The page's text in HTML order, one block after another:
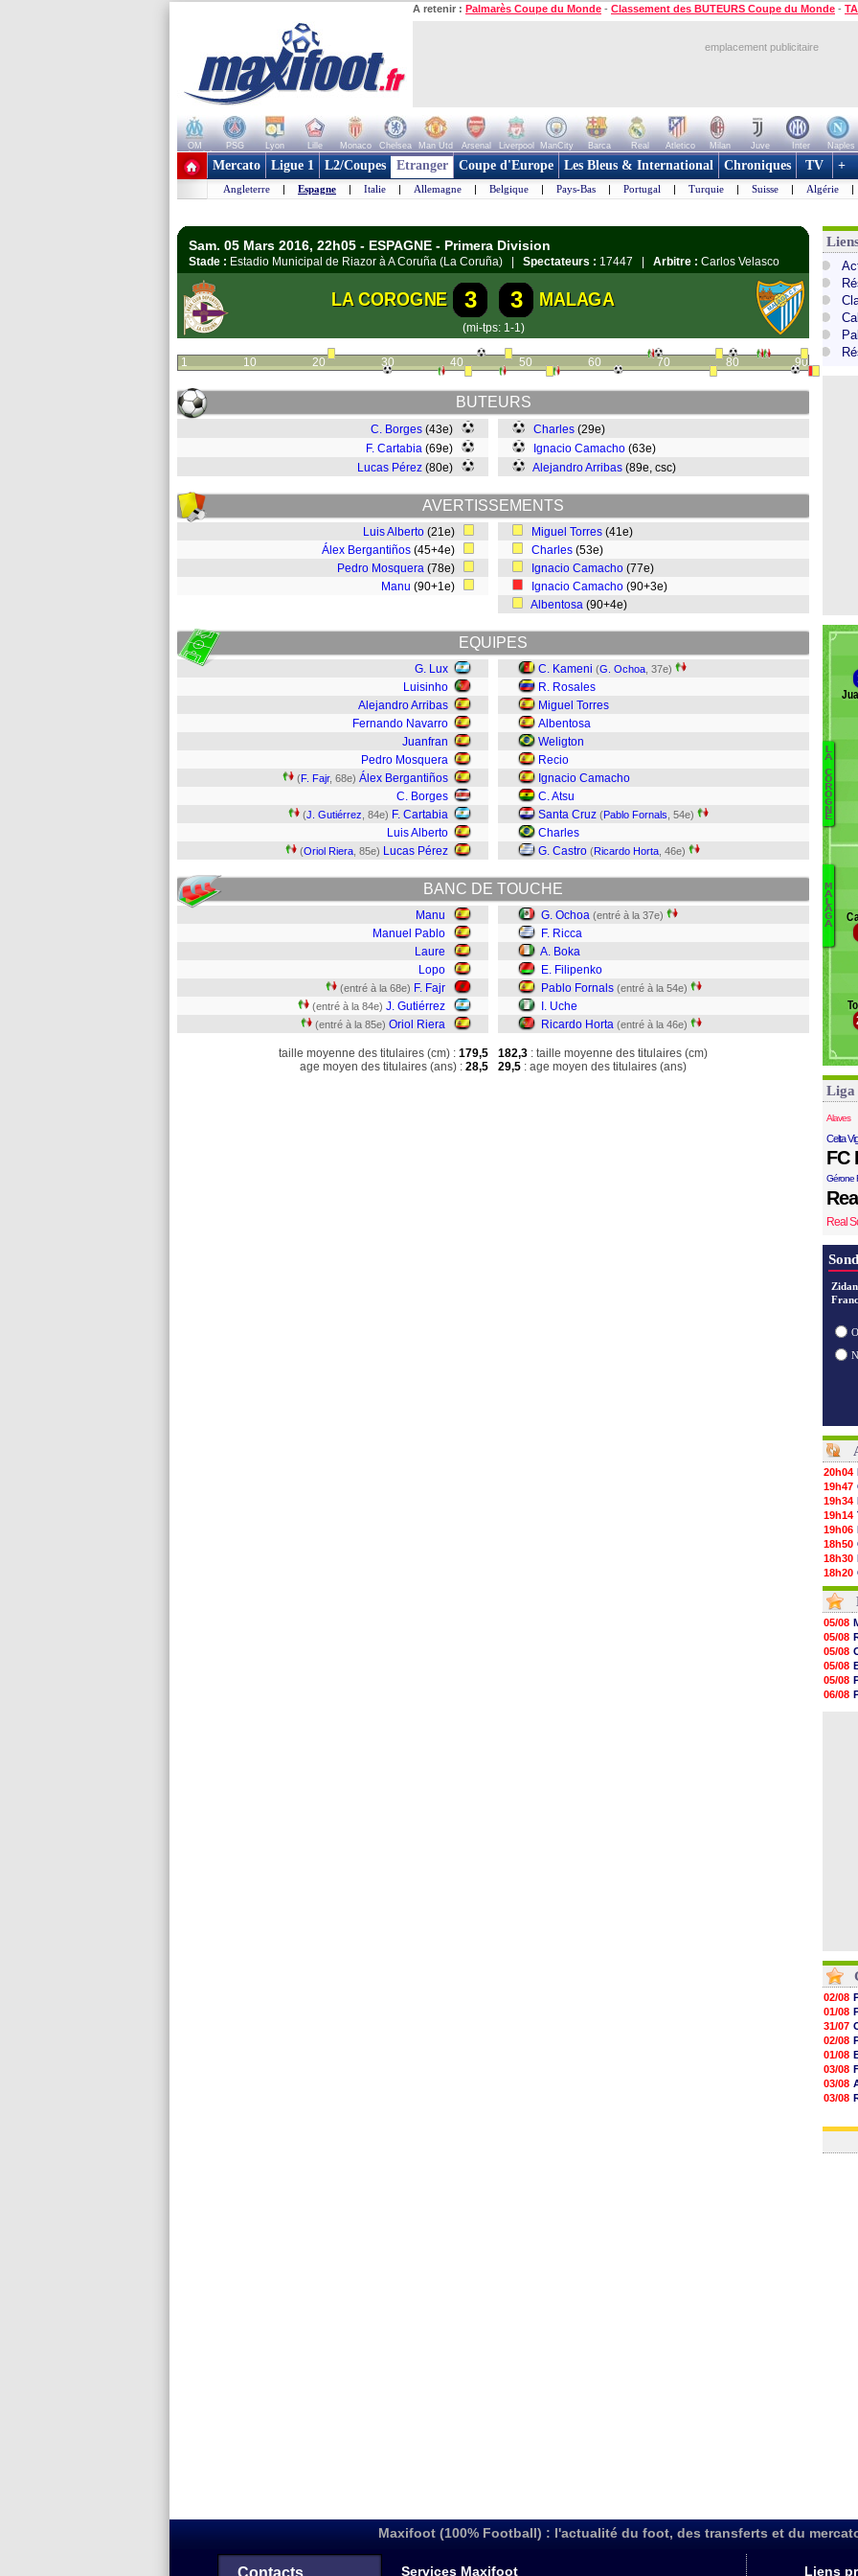
A retenir : Palmarès Coupe du Monde - Classement des BUTEURS Coupe du Monde -
emplacement publicitaire
OM PSG Lyon Lille Monaco Chelsea Man Utd Arsenal Liverpool ManCity Barca Real Atletico Milan Juve Inter Naples
+ de clubs
Mercato Ligue 1 L2/Coupes Etranger Coupe d'Europe Les Bleus & International Chroniques TV +
Angleterre | Espagne | Italie | Allemagne | Belgique | Pays-Bas | Portugal | Turquie | Suisse | Algérie |
Sam. 05 Mars 2016, 22h05 - ESPAGNE - Primera Division
Stade : Estadio Municipal de Riazor à A Coruña (La Coruña) | Spectateurs : 17447 | Arbitre : Carlos Velasco
LA COROGNE 3 3 MALAGA
(mi-tps: 1-1)
1 10 20 30 40 50 60 70 80 90
BUTEURS
C. Borges (43e)
F. Cartabia (69e)
Lucas Pérez (80e)
Charles (29e)
Ignacio Camacho (63e)
Alejandro Arribas (89e, csc)
AVERTISSEMENTS
Luis Alberto (21e)
Álex Bergantiños (45+4e)
Pedro Mosquera (78e)
Manu (90+1e)
Miguel Torres (41e)
Charles (53e)
Ignacio Camacho (77e)
Ignacio Camacho (90+3e)
Albentosa (90+4e)
EQUIPES
G. Lux
Luisinho
Alejandro Arribas
Fernando Navarro
Juanfran
Pedro Mosquera
(F. Fajr, 68e) Álex Bergantiños
C. Borges
(J. Gutiérrez , 84e) F. Cartabia
Luis Alberto
(Oriol Riera , 85e) Lucas Pérez
C. Kameni (G. Ochoa , 37e)
R. Rosales
Miguel Torres
Albentosa
Weligton
Recio
Ignacio Camacho
C. Atsu
Santa Cruz (Pablo Fornals , 54e)
Charles
G. Castro (Ricardo Horta , 46e)
BANC DE TOUCHE
Manu
Manuel Pablo
Laure
Lopo
(entré à la 68e) F. Fajr
(entré à la 84e) J. Gutiérrez
(entré à la 85e) Oriol Riera
taille moyenne des titulaires (cm) : 179,5
age moyen des titulaires (ans) : 28,5
G. Ochoa (entré à la 37e)
F. Ricca
A. Boka
E. Filipenko
Pablo Fornals (entré à la 54e)
I. Uche
Ricardo Horta (entré à la 46e)
182,3 : taille moyenne des titulaires (cm)
29,5 : age moyen des titulaires (ans)
L
A
C
O
R
O
G
N
E
F.
M
A
L
A
G
A
Liga
Alaves
Celta
FC
Gérone
Real
20h04
19h47
19h34
19h14
19h06
18h50
18h30
18h20
17h58
17h47
17h34
17h22
17h10
16h59
16h53
16h45
16h34
05/08
05/08
05/08
05/08
05/08
06/08
02/08
01/08
31/07
02/08
01/08
03/08
03/08
03/08
31/07
Maxifoot (100% Football) : l'actualité du foot, des transferts et du
Contacts Services Maxifoot Liens